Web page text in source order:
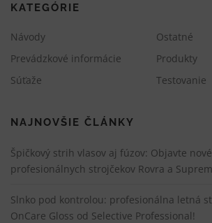
l
á
k
o
h
KATEGÓRIE
Návody
Ostatné
Prevádzkové informácie
Produkty
Súťaže
Testovanie
NAJNOVŠIE ČLÁNKY
Špičkový strih vlasov aj fúzov: Objavte
profesionálnych strojčekov Rovra a
Slnko pod kontrolou: profesionálna letná
OnCare Gloss od Selective Professional!